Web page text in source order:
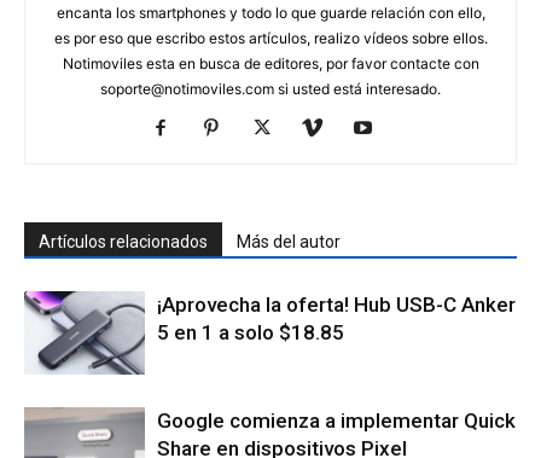
encanta los smartphones y todo lo que guarde relación con ello,
es por eso que escribo estos artículos, realizo vídeos sobre ellos.
Notimoviles esta en busca de editores, por favor contacte con
soporte@notimoviles.com si usted está interesado.
Artículos relacionados Más del autor
¡Aprovecha la oferta! Hub USB-C Anker
5 en 1 a solo $18.85
Google comienza a implementar Quick
Share en dispositivos Pixel